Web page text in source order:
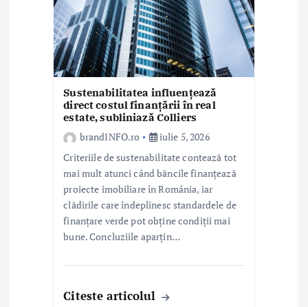
Sustenabilitatea influențează
direct costul finanțării în real
estate, subliniază Colliers
brandINFO.ro
iulie 5, 2026
Criteriile de sustenabilitate contează tot
mai mult atunci când băncile finanțează
proiecte imobiliare în România, iar
clădirile care îndeplinesc standardele de
finanțare verde pot obține condiții mai
bune. Concluziile aparțin…
Citeste articolul